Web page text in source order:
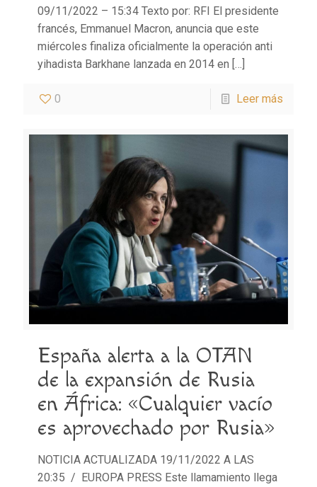
09/11/2022 – 15:34 Texto por: RFI El presidente
francés, Emmanuel Macron, anuncia que este
miércoles finaliza oficialmente la operación anti
yihadista Barkhane lanzada en 2014 en […]
0 Leer más
España alerta a la OTAN
de la expansión de Rusia
en África: «Cualquier vacío
es aprovechado por Rusia»
NOTICIA ACTUALIZADA 19/11/2022 A LAS
20:35 / EUROPA PRESS Este llamamiento llega